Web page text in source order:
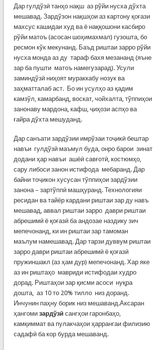
Дар гулдўзӣ танҳо нақш аз рўйи нусха дўхта
мешавад. Зардўзон нақшҳои аз картону қоғази
махсус кашидаи худ ва ё наққошони касбиро
рўйи матоъ (асосан шоҳимахмал) гузошта, бо
ресмон кўк мекунанд. Баъд риштаи зарро рўйи
нусха монда аз ду тараф бахя мезананд (яъне
зар ба пушти матоъ намегузарад). Усули
заминдўзӣ ниҳоят мураккабу нозук ва
заҳматталаб аст. Бо ин усулҳо аз қадим
камзўл, камарбанд, воскат, чойхалта, тўппиҳои
занонаву мардона, кафш, ҷиҳози аспҳо ва
ғайра дўхта мешуданд.
Дар санъати зардўзии имрўзаи тоҷикӣ бештар
навъи гулдўзӣ маъмул буда, онро барои зинат
додани ҳар навъи ашёӣ савғотӣ, костюмҳо,
сару либоси занон истифода мебаранд. Дар
байни тоҷикон хусусан тўппиҳои зардўзии
занона – зартўппӣ машҳуранд. Технологияи
ресидан ва тайёр кардани риштаи зар ду навъ
мешавад, аввал риштаи зарро даври риштаи
абрешимӣ ё қоғазӣ ба андозае наздику зич
мепечонанд, ки ин риштаи зар тамоман
маълум намешавад. Дар тарзи дуввум риштаи
зарро даври риштаи абрешимӣ ё қоғазӣ
пружиншакл (аз ҳам дур) мепечонанд. Хар яке
аз ин риштаҳо мавриди истифодаи худро
дорад. Риштаҳои зар қисми асоси нуқра
дошта, аз 10 то 20% тилло низ доранд.
Инчунин паҳну борик низ мешаванд.Аксаран
ҳангоми зардўзӣ сангҳои гаронбаҳо,
камқиммат ва пулакчаҳои ҳаррангаи филизию
садафӣ ба кор бурда мешаванд.